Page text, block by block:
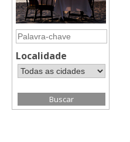
Localidade